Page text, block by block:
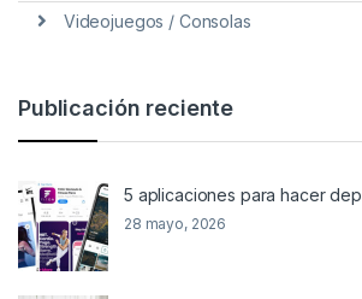
Videojuegos / Consolas
Publicación reciente
5 aplicaciones para hacer
28 mayo, 2026